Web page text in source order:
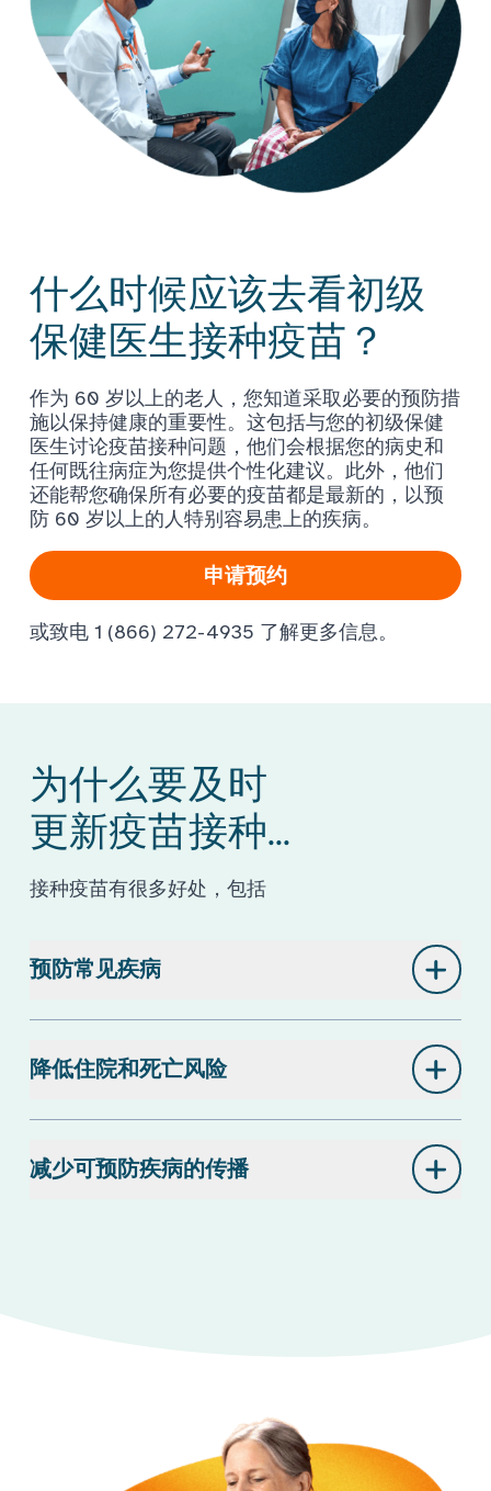
什么时候应该去看初级
保健医生接种疫苗？
作为 60 岁以上的老人，您知道采取必要的预防措
施以保持健康的重要性。这包括与您的初级保健
医生讨论疫苗接种问题，他们会根据您的病史和
任何既往病症为您提供个性化建议。此外，他们
还能帮您确保所有必要的疫苗都是最新的，以预
防 60 岁以上的人特别容易患上的疾病。
申请预约
或致电 1 (866) 272-4935 了解更多信息。
为什么要及时
更新疫苗接种...
接种疫苗有很多好处，包括
预防常见疾病
降低住院和死亡风险
减少可预防疾病的传播